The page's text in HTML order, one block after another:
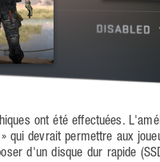
ont été effectuées.
qui devrait permettre aux
d'un disque dur rapide